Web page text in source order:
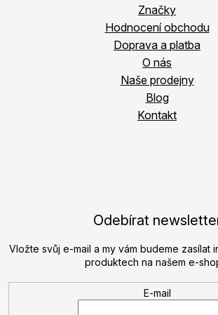
Značky
Hodnocení obchodu
Doprava a platba
O nás
Naše prodejny
Blog
Kontakt
Odebírat
Vložte svůj e-mail a my vám budeme zasílat
produktech na našem e-
E-mail